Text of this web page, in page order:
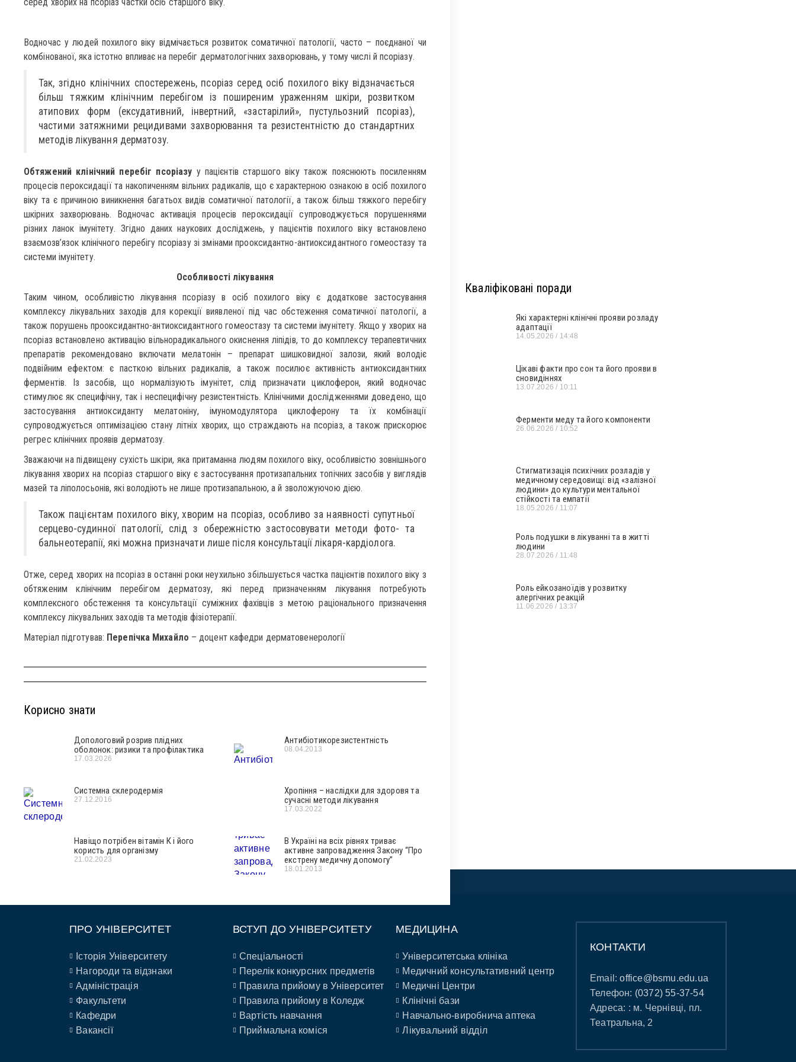
Водночас у людей похилого віку відмічається розвиток соматичної патології, часто – поєднаної чи
комбінованої, яка істотно впливає на перебіг дерматологічних захворювань, у тому числі й псоріазу.
Так, згідно клінічних спостережень, псоріаз серед осіб похилого віку відзначається
більш тяжким клінічним перебігом із поширеним ураженням шкіри, розвитком
атипових форм (ексудативний, інвертний, «застарілий», пустульозний псоріаз),
частими затяжними рецидивами захворювання та резистентністю до стандартних
методів лікування дерматозу.
Обтяжений клінічний перебіг псоріазу у пацієнтів старшого віку також пояснюють посиленням
процесів пероксидації та накопиченням вільних радикалів, що є характерною ознакою в осіб похилого
віку та є причиною виникнення багатьох видів соматичної патології, а також більш тяжкого перебігу
шкірних захворювань. Водночас активація процесів пероксидації супроводжується порушеннями
різних ланок імунітету. Згідно даних наукових досліджень, у пацієнтів похилого віку встановлено
взаємозв’язок клінічного перебігу псоріазу зі змінами прооксидантно-антиоксидантного гомеостазу та
системи імунітету.
Особливості лікування
Таким чином, особливістю лікування псоріазу в осіб похилого віку є додаткове застосування
комплексу лікувальних заходів для корекції виявленої під час обстеження соматичної патології, а
також порушень прооксидантно-антиоксидантного гомеостазу та системи імунітету. Якщо у хворих на
псоріаз встановлено активацію вільнорадикального окиснення ліпідів, то до комплексу терапевтичних
препаратів рекомендовано включати мелатонін – препарат шишковидної залози, який володіє
подвійним ефектом: є пасткою вільних радикалів, а також посилює активність антиоксидантних
ферментів. Із засобів, що нормалізують імунітет, слід призначати циклоферон, який водночас
стимулює як специфічну, так і неспецифічну резистентність. Клінічними дослідженнями доведено, що
застосування антиоксиданту мелатоніну, імуномодулятора циклоферону та їх комбінації
супроводжується оптимізацією стану літніх хворих, що страждають на псоріаз, а також прискорює
регрес клінічних проявів дерматозу.
Зважаючи на підвищену сухість шкіри, яка притаманна людям похилого віку, особливістю зовнішнього
лікування хворих на псоріаз старшого віку є застосування протизапальних топічних засобів у виглядів
мазей та ліполосьонів, які володіють не лише протизапальною, а й зволожуючою дією.
Також пацієнтам похилого віку, хворим на псоріаз, особливо за наявності супутньої
серцево-судинної патології, слід з обережністю застосовувати методи фото- та
бальнеотерапії, які можна призначати лише після консультації лікаря-кардіолога.
Отже, серед хворих на псоріаз в останні роки неухильно збільшується частка пацієнтів похилого віку з
обтяженим клінічним перебігом дерматозу, які перед призначенням лікування потребують
комплексного обстеження та консультації суміжних фахівців з метою раціонального призначення
комплексу лікувальних заходів та методів фізіотерапії.
Матеріал підготував: Перепічка Михайло – доцент кафедри дерматовенерології
Корисно знати
Допологовий розрив плідних
оболонок: ризики та профілактика
17.03.2026
Антибіотикорезистентність
08.04.2013
Системна склеродермія
27.12.2016
Хропіння – наслідки для здоровя та
сучасні методи лікування
17.03.2022
Навіщо потрібен вітамін К і його
користь для організму
21.02.2023
В Україні на всіх рівнях триває
активне запровадження Закону “Про
екстрену медичну допомогу”
18.01.2013
Кваліфіковані поради
Які характерні клінічні прояви розладу
адаптації
14.05.2026 14:48
Цікаві факти про сон та його прояви в
сновидіннях
13.07.2026 10:11
Ферменти меду та його компоненти
26.06.2026 10:52
Стигматизація психічних розладів у
медичному середовищі: від «залізної
людини» до культури ментальної
стійкості та емпатії
18.05.2026 11:07
Роль подушки в лікуванні та в житті
людини
28.07.2026 11:48
Роль ейкозаноїдів у розвитку
алергічних реакцій
11.06.2026 13:37
ПРО УНІВЕРСИТЕТ
Історія Університету
Нагороди та відзнаки
Адміністрація
Факультети
Кафедри
Вакансії
ВСТУП ДО УНІВЕРСИТЕТУ
Спеціальності
Перелік конкурсних предметів
Правила прийому в Університет
Правила прийому в Коледж
Вартість навчання
Приймальна коміся
МЕДИЦИНА
Університетська клініка
Медичний консультативний центр
Медичні Центри
Клінічні бази
Навчально-виробнича аптека
Лікувальний відділ
КОНТАКТИ
Email:office@bsmu.edu.ua
Телефон: (0372) 55-37-54
Адреса: : м. Чернівці, пл.
Театральна, 2